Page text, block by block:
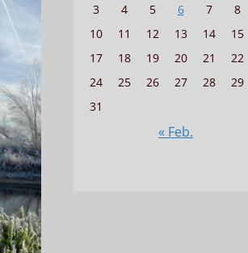
3
4 5 6 7 8
10
11 12 13 14 15
17
18 19 20 21 22
24
25 26 27 28 29
31
« Feb.